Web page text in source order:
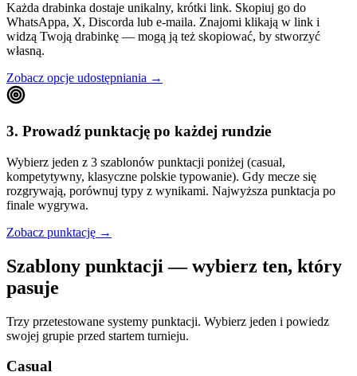
Każda drabinka dostaje unikalny, krótki link. Skopiuj go do
WhatsAppa, X, Discorda lub e-maila. Znajomi klikają w link i
widzą Twoją drabinkę — mogą ją też skopiować, by stworzyć
własną.
Zobacz opcje udostępniania →
3. Prowadź punktację po każdej rundzie
Wybierz jeden z 3 szablonów punktacji poniżej (casual,
kompetytywny, klasyczne polskie typowanie). Gdy mecze się
rozgrywają, porównuj typy z wynikami. Najwyższa punktacja po
finale wygrywa.
Zobacz punktację →
Szablony punktacji — wybierz ten, który
pasuje
Trzy przetestowane systemy punktacji. Wybierz jeden i powiedz
swojej grupie przed startem turnieju.
Casual